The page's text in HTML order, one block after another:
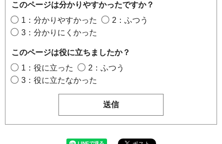
このページは分かりやすかったですか？
1：分かりやすかった
2：ふつう
3：分かりにくかった
このページは役に立ちましたか？
1：役に立った
2：ふつう
3：役に立たなかった